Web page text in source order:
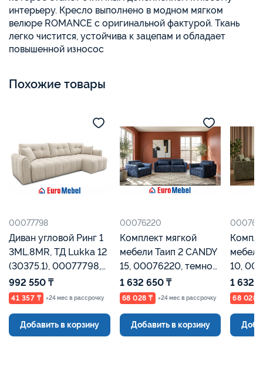
интерьеру. Кресло выполнено в модном мягком
велюре ROMANCE с оригинальной фактурой. Ткань
легко чистится, устойчива к зацепам и обладает
повышенной износос
Похожие товары
00077798
Диван угловой Ринг 1
3ML.8MR, ТД Lukka 12
(30375.1), 00077798,
Серо-бежевый,
Евромебель
992 550 ₸
41 357 ₸ ×24 мес в рассрочку
Добавить в корзину
00076220
Комплект мягкой
мебели Таип 2 CANDY
15, 00076220, темно
синий велюр,
Евромебель
1 632 650 ₸
68 028 ₸ ×24 мес в рассрочку
Добавить в корзину
10,
1 632
68 028